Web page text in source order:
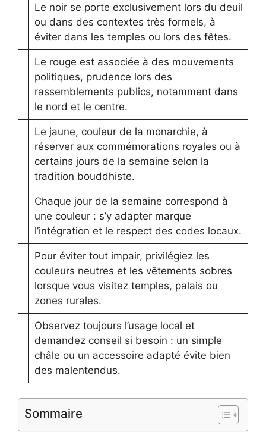
Le noir se porte exclusivement lors du deuil
ou dans des contextes très formels, à
éviter dans les temples ou lors des fêtes.
Le rouge est associée à des mouvements
politiques, prudence lors des
rassemblements publics, notamment dans
le nord et le centre.
Le jaune, couleur de la monarchie, à
réserver aux commémorations royales ou à
certains jours de la semaine selon la
tradition bouddhiste.
Chaque jour de la semaine correspond à
une couleur : s’y adapter marque
l’intégration et le respect des codes locaux.
Pour éviter tout impair, privilégiez les
couleurs neutres et les vêtements sobres
lorsque vous visitez temples, palais ou
zones rurales.
Observez toujours l’usage local et
demandez conseil si besoin : un simple
châle ou un accessoire adapté évite bien
des malentendus.
Sommaire